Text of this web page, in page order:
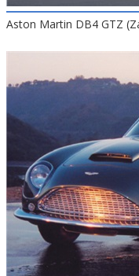
Aston Martin DB4 GTZ